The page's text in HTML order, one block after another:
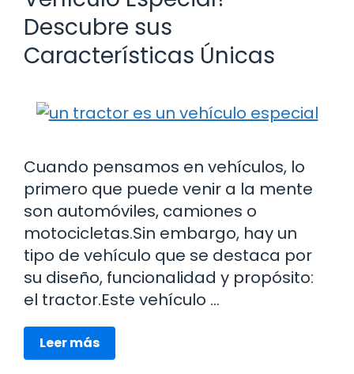
Descubre sus
Características Únicas
Cuando pensamos en vehículos, lo
primero que puede venir a la mente
son automóviles, camiones o
motocicletas.Sin embargo, hay un
tipo de vehículo que se destaca por
su diseño, funcionalidad y propósito:
el tractor.Este vehículo …
Leer más